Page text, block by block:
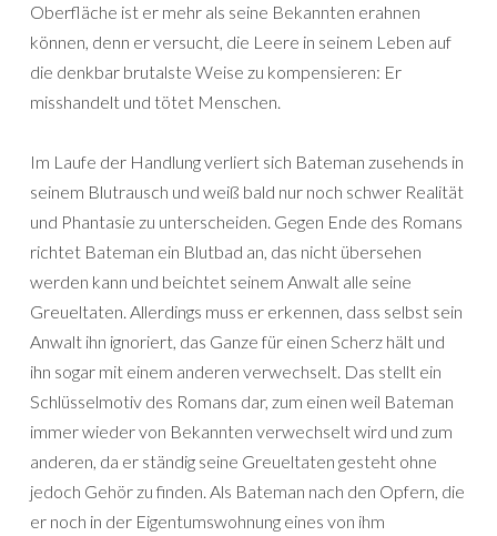
Oberfläche ist er mehr als seine Bekannten erahnen
können, denn er versucht, die Leere in seinem Leben auf
die denkbar brutalste Weise zu kompensieren: Er
misshandelt und tötet Menschen.
Im Laufe der Handlung verliert sich Bateman zusehends in
seinem Blutrausch und weiß bald nur noch schwer Realität
und Phantasie zu unterscheiden. Gegen Ende des Romans
richtet Bateman ein Blutbad an, das nicht übersehen
werden kann und beichtet seinem Anwalt alle seine
Greueltaten. Allerdings muss er erkennen, dass selbst sein
Anwalt ihn ignoriert, das Ganze für einen Scherz hält und
ihn sogar mit einem anderen verwechselt. Das stellt ein
Schlüsselmotiv des Romans dar, zum einen weil Bateman
immer wieder von Bekannten verwechselt wird und zum
anderen, da er ständig seine Greueltaten gesteht ohne
jedoch Gehör zu finden. Als Bateman nach den Opfern, die
er noch in der Eigentumswohnung eines von ihm